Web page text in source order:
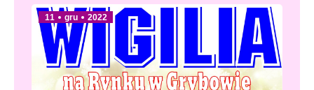
gru
11 2022